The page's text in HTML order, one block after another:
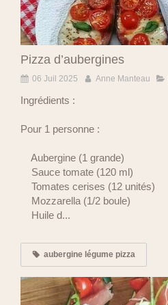
Pizza d’aubergines
06 Juil 2025 Anne Manteau
Ingrédients :
Pour 1 personne :
Aubergine (1 grande)
Sauce tomate (120 ml)
Tomates cerises (12 unités)
Mozzarella (1/2 boule)
Huile d...
aubergine légume pizza